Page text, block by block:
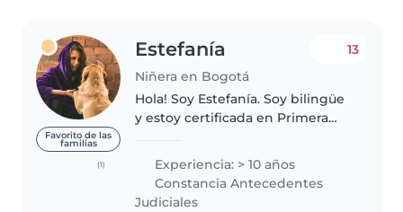
Favorito de las
familias
(1)
Estefanía
Niñera en Bogotá
13
Hola! Soy Estefanía. Soy bilingüe
y estoy certificada en Primera
Bosque. Tengo 10 años de
experiencia. Acompaño los
procesos de los bebés de forma..
Experiencia: > 10 años
Constancia Antecedentes
Judiciales